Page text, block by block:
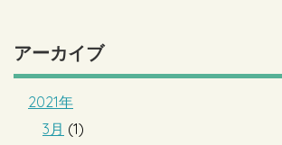
アーカイブ
2021年
3月 (1)